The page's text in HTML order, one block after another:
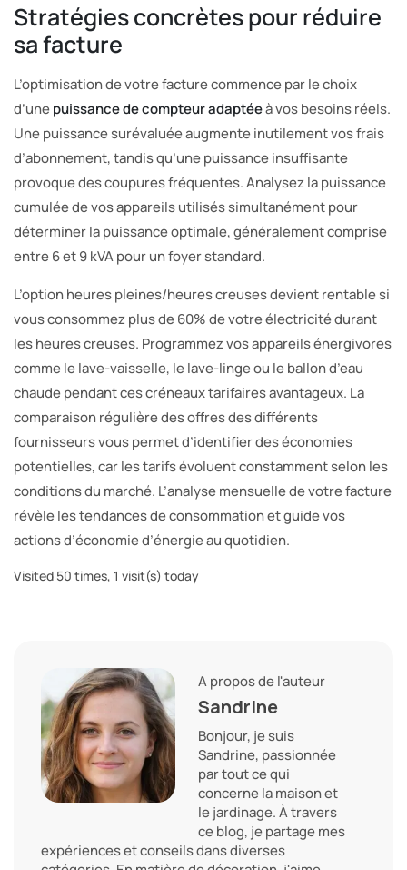
Stratégies concrètes pour réduire
sa facture
L’optimisation de votre facture commence par le choix
d’unepuissance de compteur adaptéeà vos besoins réels.
Une puissance surévaluée augmente inutilement vos frais
d’abonnement, tandis qu’une puissance insuffisante
provoque des coupures fréquentes. Analysez la puissance
cumulée de vos appareils utilisés simultanément pour
déterminer la puissance optimale, généralement comprise
entre 6 et 9 kVA pour un foyer standard.
L’option heures pleines/heures creuses devient rentable si
vous consommez plus de 60% de votre électricité durant
les heures creuses. Programmez vos appareils énergivores
comme le lave-vaisselle, le lave-linge ou le ballon d’eau
chaude pendant ces créneaux tarifaires avantageux. La
comparaison régulière des offres des différents
fournisseurs vous permet d’identifier des économies
potentielles, car les tarifs évoluent constamment selon les
conditions du marché. L’analyse mensuelle de votre facture
révèle les tendances de consommation et guide vos
actions d’économie d’énergie au quotidien.
Visited 50 times, 1 visit(s) today
A propos de l'auteur
Sandrine
Bonjour, je suis
Sandrine, passionnée
par tout ce qui
concerne la maison et
le jardinage. À travers
ce blog, je partage mes
expériences et conseils dans diverses